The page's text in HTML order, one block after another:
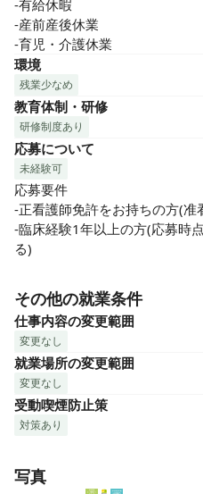
-有給休暇
-産前産後休業
-育児・介護休業
環境
残業少なめ
教育体制・研修
研修制度あり
応募について
未経験可
応募要件
-正看護師免許をお持ちの方(准
-臨床経験1年以上の方(応募時
る)
その他の就業条件
仕事内容の変更範囲
変更なし
就業場所の変更範囲
変更なし
受動喫煙防止策
対策あり
写真